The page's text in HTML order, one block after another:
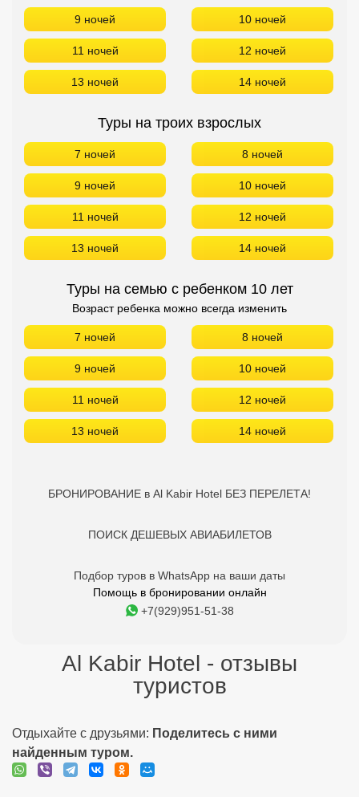
9 ночей 10 ночей
11 ночей 12 ночей
13 ночей 14 ночей
Туры на троих взрослых
7 ночей 8 ночей
9 ночей 10 ночей
11 ночей 12 ночей
13 ночей 14 ночей
Туры на семью с ребенком 10 лет
Возраст ребенка можно всегда изменить
7 ночей 8 ночей
9 ночей 10 ночей
11 ночей 12 ночей
13 ночей 14 ночей
БРОНИРОВАНИЕ в Al Kabir Hotel БЕЗ ПЕРЕЛЕТА!
ПОИСК ДЕШЕВЫХ АВИАБИЛЕТОВ
Подбор туров в WhatsApp на ваши даты
Помощь в бронировании онлайн
+7(929)951-51-38
Al Kabir Hotel - отзывы
туристов
Отдыхайте с друзьями: Поделитесь с ними
найденным туром.